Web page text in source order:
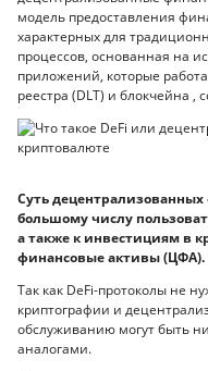
модель предоставления
характерных для
процессов, основанная на
приложений, которые
реестра (DLT) и блокчейна ,
Суть
большому числу
а также к инвестициям в
финансовые активы (ЦФА).
Так как DeFi-протоколы не
криптографии и
обслуживанию могут быть
аналогами.